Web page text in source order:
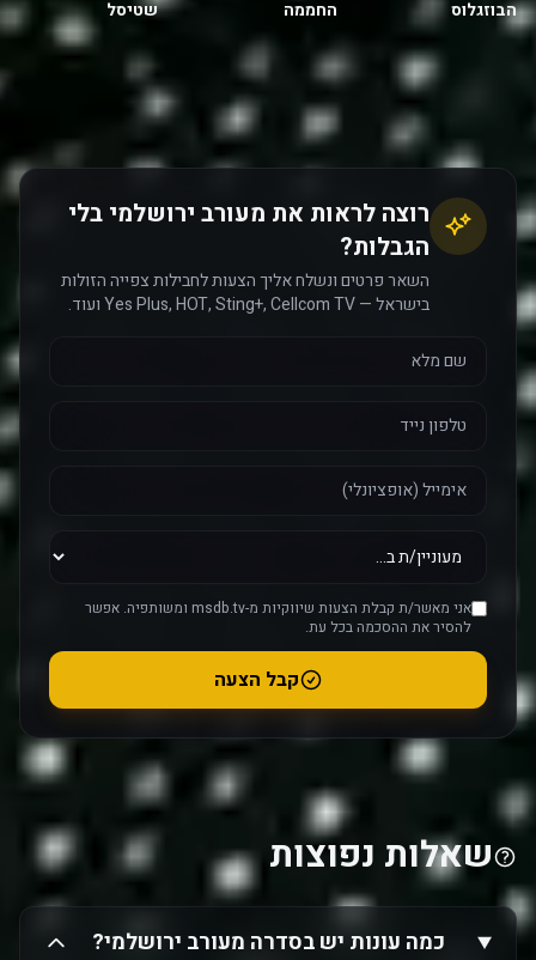
הבוזגלוס החממה שטיסל
רוצה לראות את מעורב ירושלמי בלי
הגבלות?
השאר פרטים ונשלח אליך הצעות לחבילות צפייה הזולות
בישראל — Yes Plus, HOT, Sting+, Cellcom TV ועוד.
אני מאשר/ת קבלת הצעות שיווקיות מ-msdb.tv ומשותפיה. אפשר
להסיר את ההסכמה בכל עת.
קבל הצעה
שאלות נפוצות
כמה עונות יש בסדרה מעורב ירושלמי?